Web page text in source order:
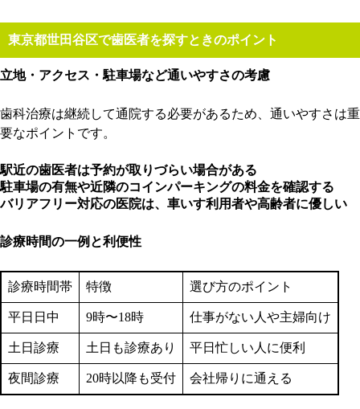
東京都世田谷区で歯医者を探すときのポイント
立地・アクセス・駐車場など通いやすさの考慮
歯科治療は継続して通院する必要があるため、通いやすさは重
要なポイントです。
駅近の歯医者は予約が取りづらい場合がある
駐車場の有無や近隣のコインパーキングの料金を確認する
バリアフリー対応の医院は、車いす利用者や高齢者に優しい
診療時間の一例と利便性
診療時間帯 特徴 選び方のポイント
平日日中 9時〜18時 仕事がない人や主婦向け
土日診療 土日も診療あり 平日忙しい人に便利
夜間診療 20時以降も受付 会社帰りに通える